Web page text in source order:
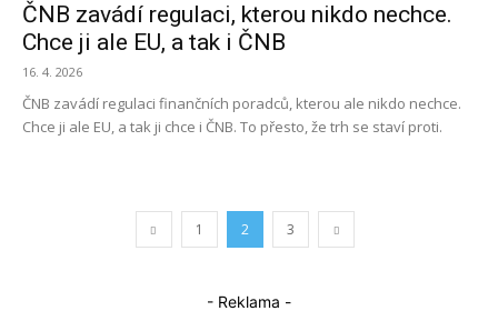
ČNB zavádí regulaci, kterou nikdo nechce.
Chce ji ale EU, a tak i ČNB
16. 4. 2026
ČNB zavádí regulaci finančních poradců, kterou ale nikdo nechce.
Chce ji ale EU, a tak ji chce i ČNB. To přesto, že trh se staví proti.
1 2 3
- Reklama -